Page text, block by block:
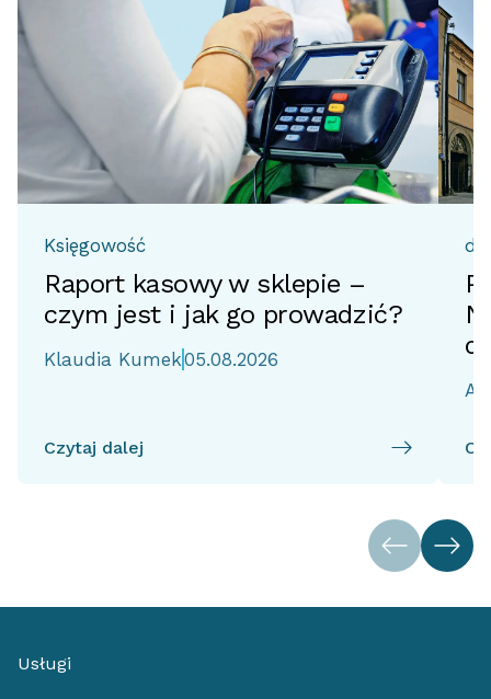
Księgowość
Raport kasowy w sklepie –
czym jest i jak go prowadzić?
Klaudia Kumek05.08.2026
Czytaj dalej
Usługi